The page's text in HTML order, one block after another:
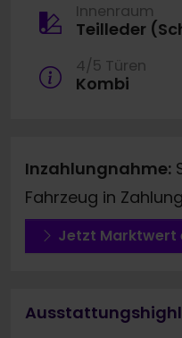
Innenraum
Teilleder
4/5 Türen
Kombi
Inzahlungnahme:
Fahrzeug in
Jetzt Marktwert